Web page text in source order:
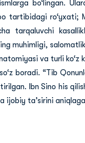
bo‘lingan.
tartibidagi ro‘yxati;
tarqaluvchi
muhimligi,
va turli
boradi. “Tib
Ibn Sino his
ijobiy ta’sirini